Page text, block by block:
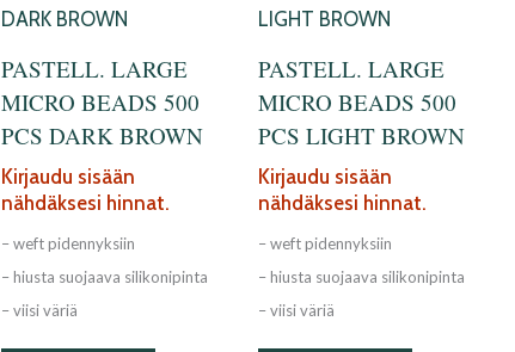
PASTELL. LARGE
MICRO BEADS 500
PCS DARK BROWN
Kirjaudu sisään
nähdäksesi hinnat.
– weft pidennyksiin
– hiusta suojaava silikonipinta
– viisi väriä
PASTELL. LARGE
MICRO BEADS 500
PCS LIGHT BROWN
Kirjaudu sisään
nähdäksesi hinnat.
– weft pidennyksiin
– hiusta suojaava silikonipinta
– viisi väriä